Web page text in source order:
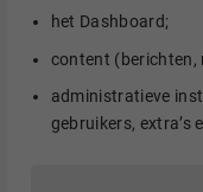
het Dashboard;
content (berichten,
administratieve
gebruikers, extra’s